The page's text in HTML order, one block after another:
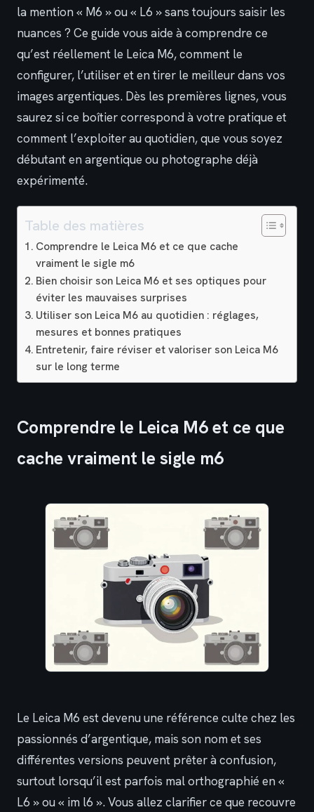
la mention « M6 » ou « L6 » sans toujours saisir les
nuances ? Ce guide vous aide à comprendre ce
qu’est réellement le Leica M6, comment le
configurer, l’utiliser et en tirer le meilleur dans vos
images argentiques. Dès les premières lignes, vous
saurez si ce boîtier correspond à votre pratique et
comment l’exploiter au quotidien, que vous soyez
débutant en argentique ou photographe déjà
expérimenté.
Table des matières
Comprendre le Leica M6 et ce que cache
vraiment le sigle m6
Bien choisir son Leica M6 et ses optiques pour
éviter les mauvaises surprises
Utiliser son Leica M6 au quotidien : réglages,
mesures et bonnes pratiques
Entretenir, faire réviser et valoriser son Leica M6
sur le long terme
Comprendre le Leica M6 et ce que
cache vraiment le sigle m6
Le Leica M6 est devenu une référence culte chez les
passionnés d’argentique, mais son nom et ses
différentes versions peuvent prêter à confusion,
surtout lorsqu’il est parfois mal orthographié en «
L6 » ou « im l6 ». Vous allez clarifier ce que recouvre